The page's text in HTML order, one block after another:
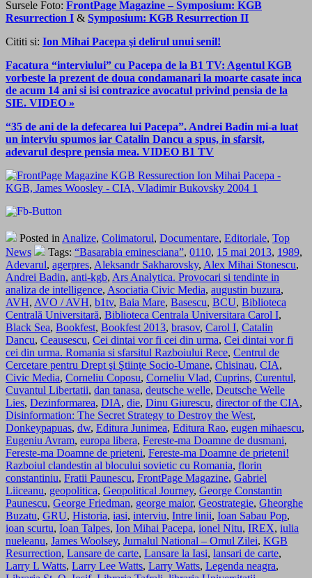
Sursele Foto: FrontPage Magazine – Symposium: KGB
Resurrection I & Symposium: KGB Resurrection II
Cititi si: Ion Mihai Pacepa şi delirul unui senil!
Facatura “interviului” cu Pacepa de la B1 TV: Agentul KGB
vorbeste la prezent de doua condamanari la moarte casate inca
de acum 14 ani si isi contrazice avocatul privind pensia de la
SIE. VIDEO »
“35 de ani de la defecarea lui Pacepa”. Andrei Badin mi-a luat
un interviu spumos iar Catalin Dancu a spus, in sfarsit,
adevarul despre pensia mea. VIDEO B1 TV
Posted in Analize, Colimatorul, Documentare, Editoriale, Top
News
Tags: “Basarabia eminesciana”, 0110, 15 mai 2013, 1989,
Adevarul, agerpres, Aleksandr Sakharovsky, Alex Mihai Stonescu,
Andrei Badin, anti-kgb, Ars Analytica. Provocari si tendinte in
analiza de intelligence, Asociatia Civic Media, augustin buzura,
AVH, AVO / AVH, b1tv, Baia Mare, Basescu, BCU, Biblioteca
Centrală Universitară, Biblioteca Centrala Universitara Carol I,
Black Sea, Bookfest, Bookfest 2013, brasov, Carol I, Catalin
Dancu, Ceausescu, Cei dintai vor fi cei din urma, Cei dintai vor fi
cei din urma. Romania si sfarsitul Razboiului Rece, Centrul de
Cercetare pentru Drept şi Ştiinţe Socio-Umane, Chisinau, CIA,
Civic Media, Corneliu Coposu, Corneliu Vlad, Cuprins, Curentul,
Cuvantul Libertatii, dan tanasa, deutsche welle, Deutsche Welle
Lies, Dezinformarea, DIA, die, Dinu Giurescu, director of the CIA,
Disinformation: The Secret Strategy to Destroy the West,
Donkeypapuas, dw, Editura Junimea, Editura Rao, eugen mihaescu,
Eugeniu Avram, europa libera, Fereste-ma Doamne de dusmani,
Fereste-ma Doamne de prieteni, Fereste-ma Doamne de prieteni!
Razboiul clandestin al blocului sovietic cu Romania, florin
constantiniu, Fratii Paunescu, FrontPage Magazine, Gabriel
Liiceanu, geopolitica, Geopolitical Journey, George Constantin
Paunescu, George Friedman, george maior, Geostrategie, Gheorghe
Buzatu, GRU, Historia, iasi, interviu, Intre linii, Ioan Sabau Pop,
ioan scurtu, Ioan Talpes, Ion Mihai Pacepa, ionel Nitu, IREX, iulia
nueleanu, James Woolsey, Jurnalul National – Omul Zilei, KGB
Resurrection, Lansare de carte, Lansare la Iasi, lansari de carte,
Larry L Watts, Larry Lee Watts, Larry Watts, Legenda neagra,